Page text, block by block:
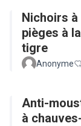
Nichoirs
pièges à
tigre
Anonyme
Anti-
à